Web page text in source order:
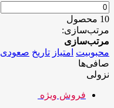
حداقل
قیمت
10 محصول
مرتب‌سازی:
مرتب‌سازی
محبوبیت امتیاز تاریخ صعودی
صافی‌ها
نزولی
فروش ویژه